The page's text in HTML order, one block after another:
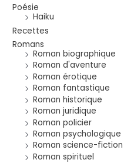
Poésie
Haiku
Recettes
Romans
Roman biographique
Roman d'aventure
Roman érotique
Roman fantastique
Roman historique
Roman juridique
Roman policier
Roman psychologique
Roman science-fiction
Roman spirituel